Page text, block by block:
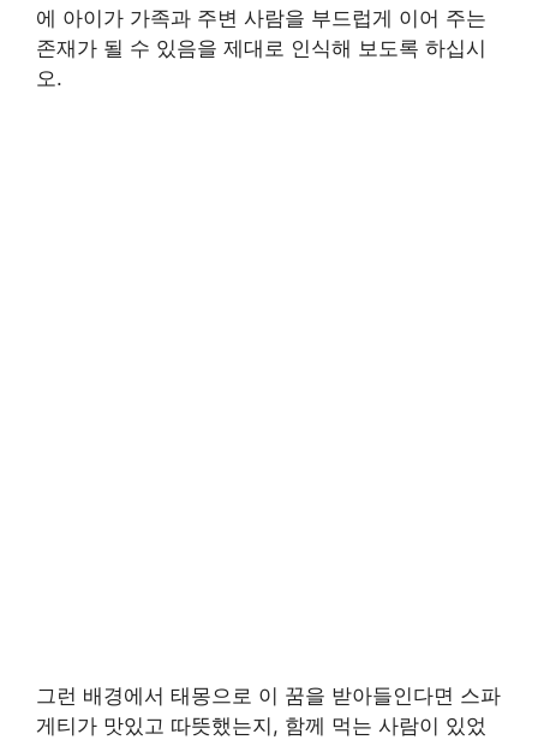
에 아이가 가족과 주변 사람을 부드럽게 이어 주는
존재가 될 수 있음을 제대로 인식해 보도록 하십시
오.
그런 배경에서 태몽으로 이 꿈을 받아들인다면 스파
게티가 맛있고 따뜻했는지, 함께 먹는 사람이 있었